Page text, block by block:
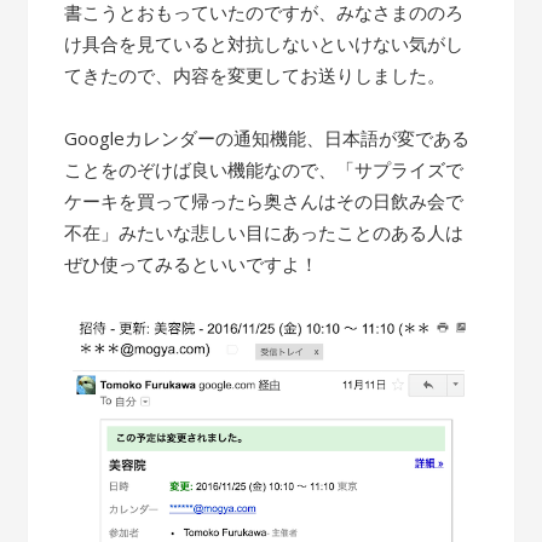
書こうとおもっていたのですが、みなさまののろ
け具合を見ていると対抗しないといけない気がし
てきたので、内容を変更してお送りしました。
Googleカレンダーの通知機能、日本語が変である
ことをのぞけば良い機能なので、「サプライズで
ケーキを買って帰ったら奥さんはその日飲み会で
不在」みたいな悲しい目にあったことのある人は
ぜひ使ってみるといいですよ！